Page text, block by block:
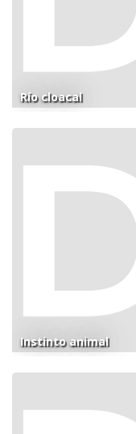
Río cloacal
Instinto animal